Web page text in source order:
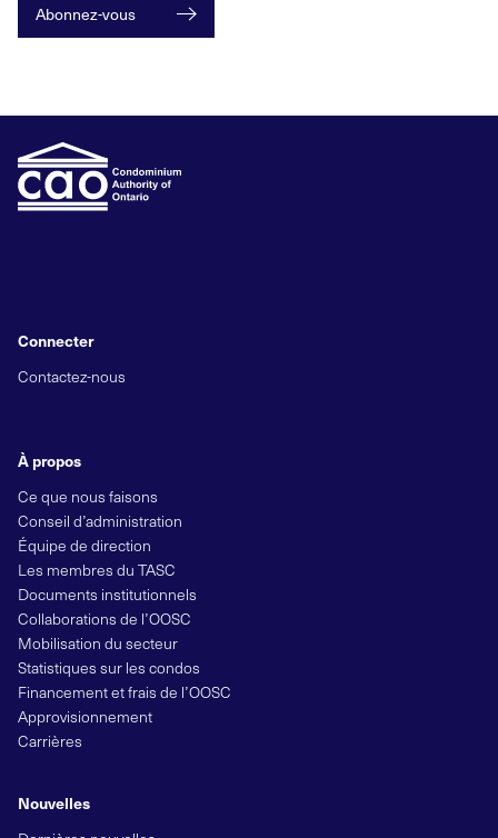
Abonnez-vous
À propos
Ce que nous faisons
Conseil d’administration
Équipe de direction
Les membres du TASC
Documents institutionnels
Collaborations de l’OOSC
Mobilisation du secteur
Statistiques sur les condos
Financement et frais de l’OOSC
Approvisionnement
Carrières
Nouvelles
Connecter
Contactez-nous